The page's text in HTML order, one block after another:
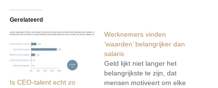
Gerelateerd
Is CEO-talent echt zo
Werknemers vinden
‘waarden’ belangrijker dan
salaris
Geld lijkt niet langer het
belangrijkste te zijn, dat
mensen motiveert om elke